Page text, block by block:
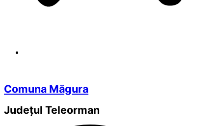
Comuna Măgura
Județul Teleorman